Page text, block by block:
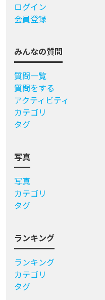
ログイン
会員登録
みんなの質問
質問一覧
質問をする
アクティビティ
カテゴリ
タグ
写真
写真
カテゴリ
タグ
ランキング
ランキング
カテゴリ
タグ